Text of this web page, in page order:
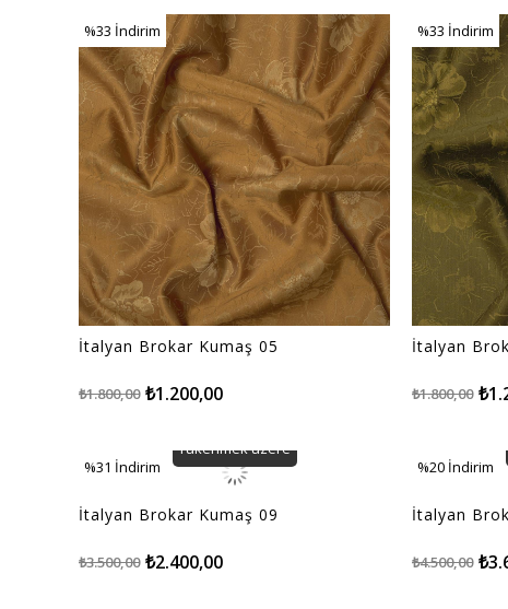
İtalyan Brokar Kumaş 05
₺1.200,00
₺1.800,00
%33 İndirim
%33İndirim
İtalyan
₺1.800,00
%33 İndirim
%33İndirim
İtalyan Brokar Kumaş 09
₺2.400,00
₺3.500,00
%31 İndirim
Tükenmek üzere
İtalyan
₺4.500,00
%20 İndirim